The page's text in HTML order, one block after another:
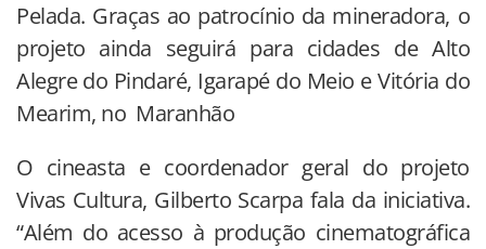
Pelada. Graças ao patrocínio da mineradora, o
projeto ainda seguirá para cidades de Alto
Alegre do Pindaré, Igarapé do Meio e Vitória do
Mearim, no Maranhão
O cineasta e coordenador geral do projeto
Vivas Cultura, Gilberto Scarpa fala da iniciativa.
“Além do acesso à produção cinematográfica